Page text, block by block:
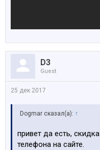
D3
Guest
25 дек 2017
Dogmar сказал(а): ↑
привет да есть,
телефона на сайте.